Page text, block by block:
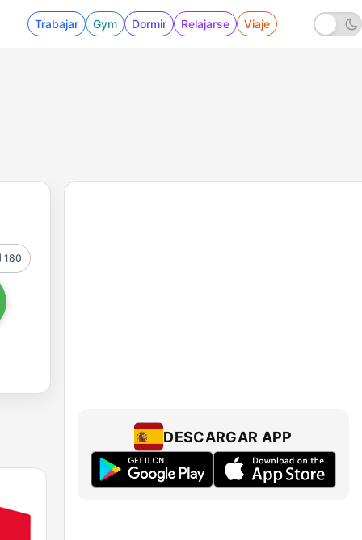
Trabajar Gym Dormir Relajarse Viaje
180
DESCARGAR APP